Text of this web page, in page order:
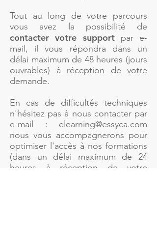
Tout au long de votre parcours
vous avez la possibilité de
contacter votre support par e-
mail, il vous répondra dans un
délai maximum de 48 heures (jours
ouvrables) à réception de votre
demande.
En cas de difficultés techniques
n'hésitez pas à nous contacter par
e-mail : elearning@essyca.com
nous vous accompagnerons pour
optimiser l'accès à nos formations
(dans un délai maximum de 24
heures à réception de votre